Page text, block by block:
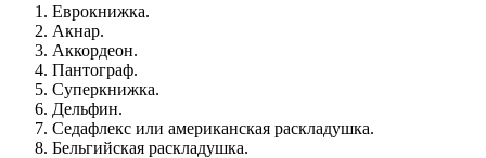
Еврокнижка.
Акнар.
Аккордеон.
Пантограф.
Суперкнижка.
Дельфин.
Седафлекс или американская раскладушка.
Бельгийская раскладушка.